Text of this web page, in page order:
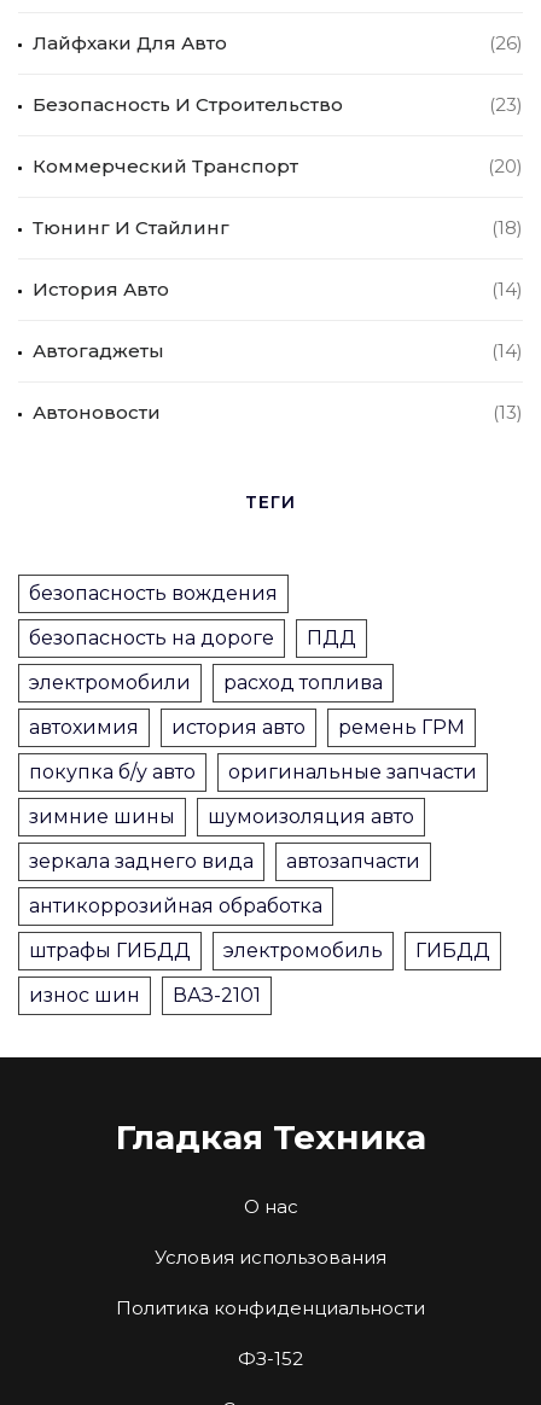
Лайфхаки Для Авто (26)
Безопасность И Строительство (23)
Коммерческий Транспорт (20)
Тюнинг И Стайлинг (18)
История Авто (14)
Автогаджеты (14)
Автоновости (13)
ТЕГИ
безопасность вождения
безопасность на дороге
ПДД
электромобили
расход топлива
автохимия
история авто
ремень ГРМ
покупка б/у авто
оригинальные запчасти
зимние шины
шумоизоляция авто
зеркала заднего вида
автозапчасти
антикоррозийная обработка
штрафы ГИБДД
электромобиль
ГИБДД
износ шин
ВАЗ-2101
Гладкая Техника
О нас
Условия использования
Политика конфиденциальности
ФЗ-152